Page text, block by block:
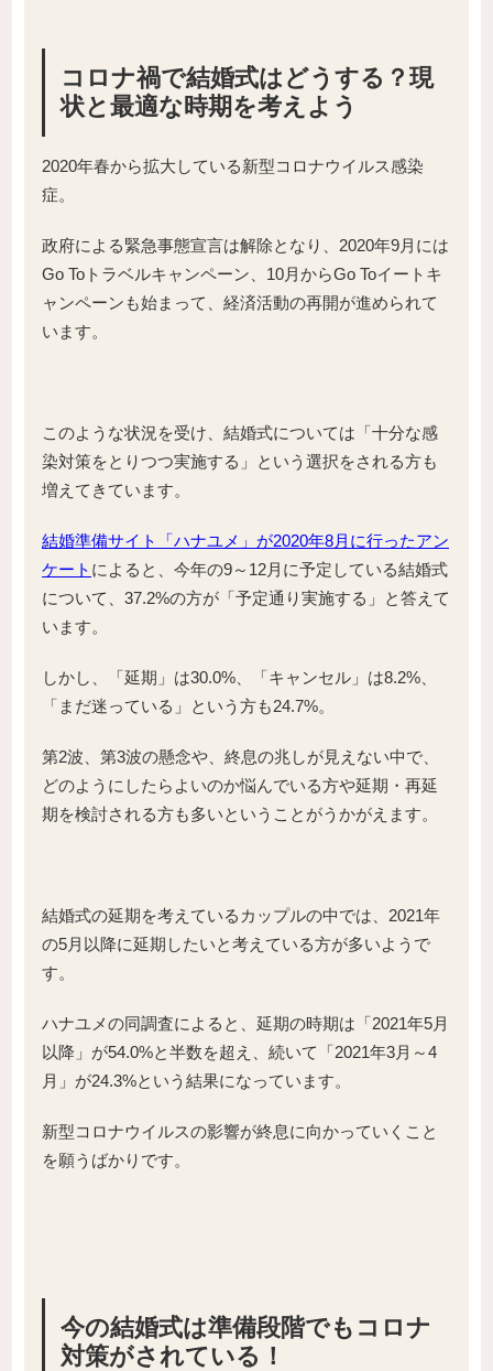
コロナ禍で結婚式はどうする？現
状と最適な時期を考えよう
2020年春から拡大している新型コロナウイルス感染
症。
政府による緊急事態宣言は解除となり、2020年9月には
Go Toトラベルキャンペーン、10月からGo Toイートキ
ャンペーンも始まって、経済活動の再開が進められて
います。
このような状況を受け、結婚式については「十分な感
染対策をとりつつ実施する」という選択をされる方も
増えてきています。
結婚準備サイト「ハナユメ」が2020年8月に行ったアン
ケート によると、今年の9～12月に予定している結婚式
について、37.2%の方が「予定通り実施する」と答えて
います。
しかし、「延期」は30.0%、「キャンセル」は8.2%、
「まだ迷っている」という方も24.7%。
第2波、第3波の懸念や、終息の兆しが見えない中で、
どのようにしたらよいのか悩んでいる方や延期・再延
期を検討される方も多いということがうかがえます。
結婚式の延期を考えているカップルの中では、2021年
の5月以降に延期したいと考えている方が多いようで
す。
ハナユメの同調査によると、延期の時期は「2021年5月
以降」が54.0%と半数を超え、続いて「2021年3月～4
月」が24.3%という結果になっています。
新型コロナウイルスの影響が終息に向かっていくこと
を願うばかりです。
今の結婚式は準備段階でもコロナ
対策がされている！